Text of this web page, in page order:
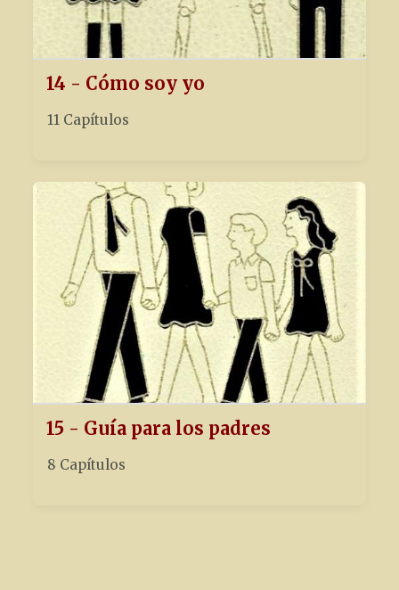
14 - Cómo soy yo
11 Capítulos
15 - Guía para los padres
8 Capítulos